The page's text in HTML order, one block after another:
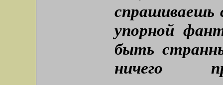
спрашиваешь
упорной
быть
ничего